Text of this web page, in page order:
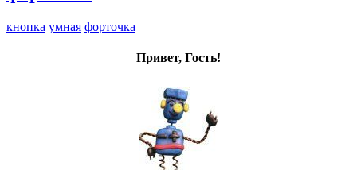
кнопка умная форточка
Привет, Гость!